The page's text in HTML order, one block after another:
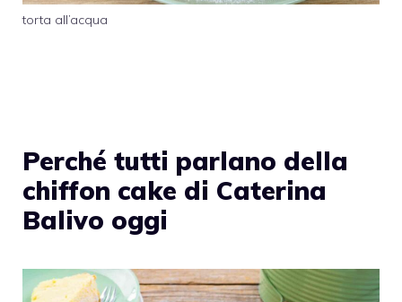
torta all’acqua
Perché tutti parlano della
chiffon cake di Caterina
Balivo oggi